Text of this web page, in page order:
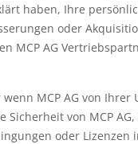
haben, Ihre
oder
MCP AG
MCP AG von
Sicherheit von MCP
oder Lizenzen